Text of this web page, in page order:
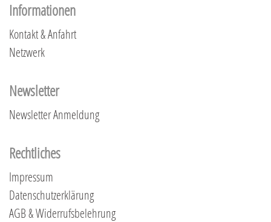
Informationen
Kontakt & Anfahrt
Netzwerk
Newsletter
Newsletter Anmeldung
Rechtliches
Impressum
Datenschutzerklärung
AGB & Widerrufsbelehrung